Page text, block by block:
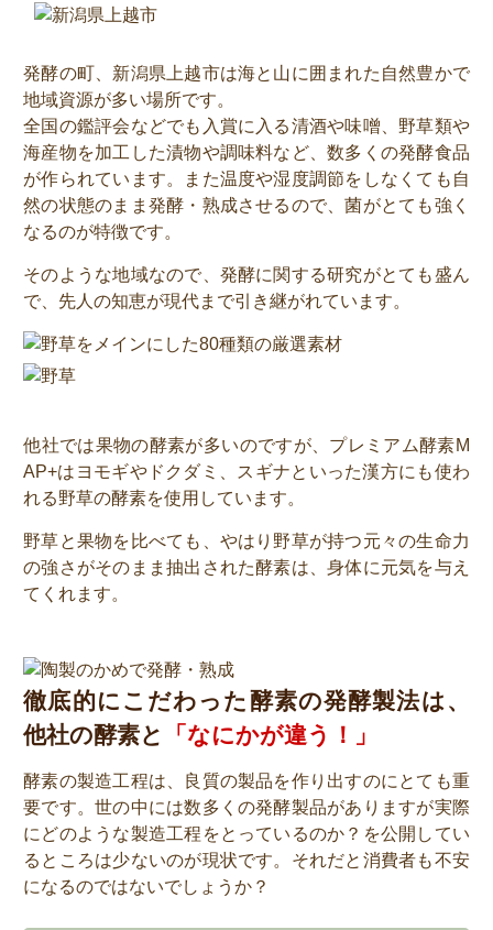
発酵の町、新潟県上越市は海と山に囲まれた自然豊かで
地域資源が多い場所です。
全国の鑑評会などでも入賞に入る清酒や味噌、野草類や
海産物を加工した漬物や調味料など、数多くの発酵食品
が作られています。また温度や湿度調節をしなくても自
然の状態のまま発酵・熟成させるので、菌がとても強く
なるのが特徴です。
そのような地域なので、発酵に関する研究がとても盛ん
で、先人の知恵が現代まで引き継がれています。
他社では果物の酵素が多いのですが、プレミアム酵素M
AP+はヨモギやドクダミ、スギナといった漢方にも使わ
れる野草の酵素を使用しています。
野草と果物を比べても、やはり野草が持つ元々の生命力
の強さがそのまま抽出された酵素は、身体に元気を与え
てくれます。
徹底的にこだわった酵素の発酵製法は、
他社の酵素と
「なにかが違う！」
酵素の製造工程は、良質の製品を作り出すのにとても重
要です。世の中には数多くの発酵製品がありますが実際
にどのような製造工程をとっているのか？を公開してい
るところは少ないのが現状です。それだと消費者も不安
になるのではないでしょうか？